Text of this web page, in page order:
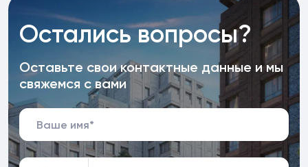
Остались вопросы?
Оставьте свои контактные данные и мы
свяжемся с вами